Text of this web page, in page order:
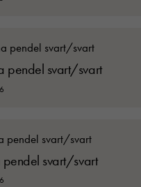
pendel svart/svart
pendel svart/svart